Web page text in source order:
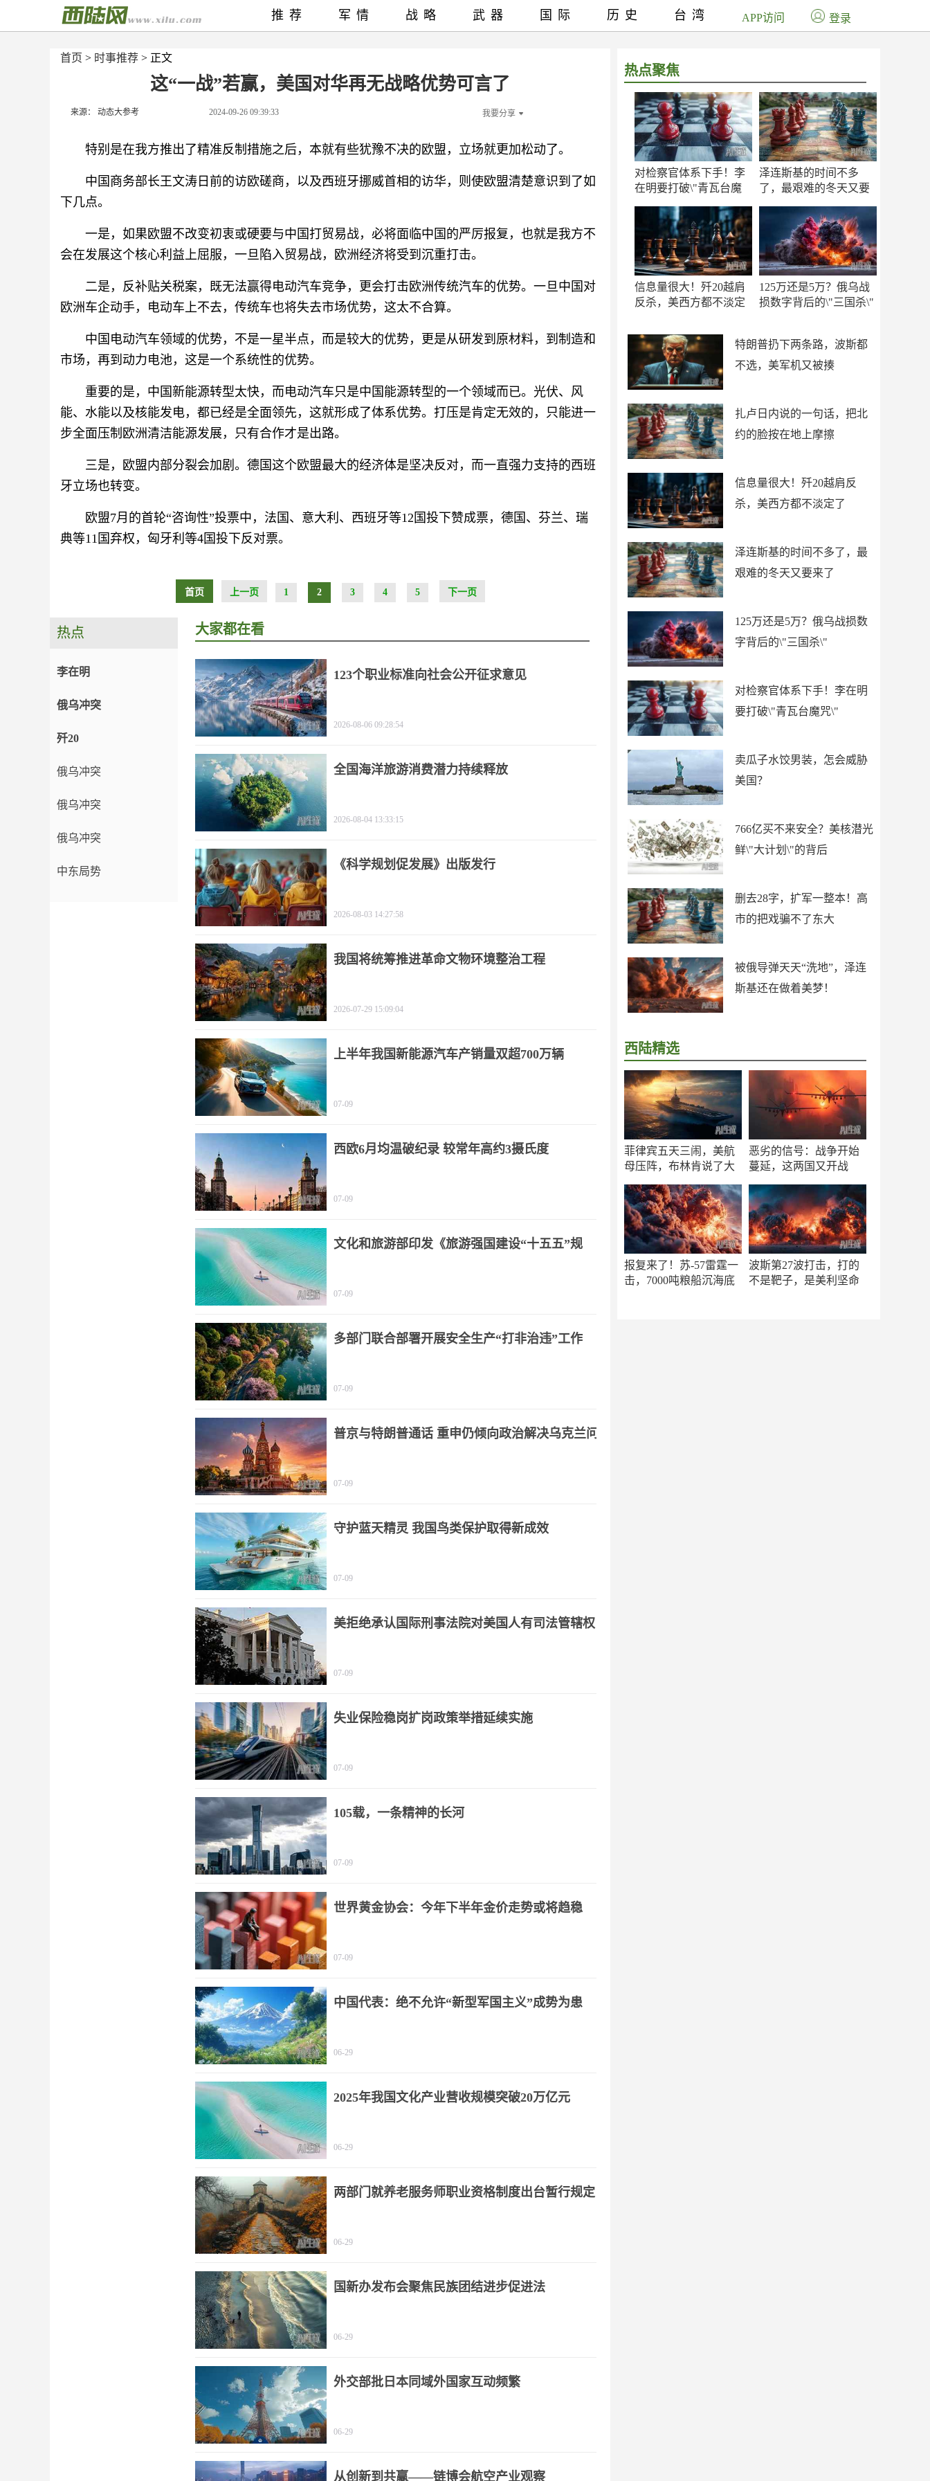
首页 > 时事推荐 > 正文
这“一战”若赢，美国对华再无战略优势可言了
来源： 动态大参考 2024-09-26 09:39:33 我要分享
特别是在我方推出了精准反制措施之后，本就有些犹豫不决的欧盟，立场就更加松动了。
中国商务部长王文涛日前的访欧磋商，以及西班牙挪威首相的访华，则使欧盟清楚意识到了如
下几点。
一是，如果欧盟不改变初衷或硬要与中国打贸易战，必将面临中国的严厉报复，也就是我方不
会在发展这个核心利益上屈服，一旦陷入贸易战，欧洲经济将受到沉重打击。
二是，反补贴关税案，既无法赢得电动汽车竞争，更会打击欧洲传统汽车的优势。一旦中国对
欧洲车企动手，电动车上不去，传统车也将失去市场优势，这太不合算。
中国电动汽车领域的优势，不是一星半点，而是较大的优势，更是从研发到原材料，到制造和
市场，再到动力电池，这是一个系统性的优势。
重要的是，中国新能源转型太快，而电动汽车只是中国能源转型的一个领域而已。光伏、风
能、水能以及核能发电，都已经是全面领先，这就形成了体系优势。打压是肯定无效的，只能进一
步全面压制欧洲清洁能源发展，只有合作才是出路。
三是，欧盟内部分裂会加剧。德国这个欧盟最大的经济体是坚决反对，而一直强力支持的西班
牙立场也转变。
欧盟7月的首轮“咨询性”投票中，法国、意大利、西班牙等12国投下赞成票，德国、芬兰、瑞
典等11国弃权，匈牙利等4国投下反对票。
首页 上一页 1 2 3 4 5 下一页
热点聚焦
对检察官体系下手！李
在明要打破\"青瓦台魔
泽连斯基的时间不多
了，最艰难的冬天又要
信息量很大！歼20越肩
反杀，美西方都不淡定
125万还是5万？俄乌战
损数字背后的\"三国杀\"
特朗普扔下两条路，波斯都
不选，美军机又被揍
扎卢日内说的一句话，把北
约的脸按在地上摩擦
信息量很大！歼20越肩反
杀，美西方都不淡定了
泽连斯基的时间不多了，最
艰难的冬天又要来了
125万还是5万？俄乌战损数
字背后的\"三国杀\"
对检察官体系下手！李在明
要打破\"青瓦台魔咒\"
卖瓜子水饺男装，怎会威胁
美国？
766亿买不来安全？美核潜光
鲜\"大计划\"的背后
删去28字，扩军一整本！高
市的把戏骗不了东大
被俄导弹天天“洗地”，泽连
斯基还在做着美梦！
西陆精选
菲律宾五天三闹，美航
母压阵，布林肯说了大
恶劣的信号：战争开始
蔓延，这两国又开战
报复来了！苏-57雷霆一
击，7000吨粮船沉海底
波斯第27波打击，打的
不是靶子，是美利坚命
推荐 军情 战略 武器 国际 历史 台湾 APP访问 登录
热点
李在明
俄乌冲突
歼20
俄乌冲突
俄乌冲突
俄乌冲突
中东局势
大家都在看
123个职业标准向社会公开征求意见
2026-08-06 09:28:54
全国海洋旅游消费潜力持续释放
2026-08-04 13:33:15
《科学规划促发展》出版发行
2026-08-03 14:27:58
我国将统筹推进革命文物环境整治工程
2026-07-29 15:09:04
上半年我国新能源汽车产销量双超700万辆
07-09
西欧6月均温破纪录 较常年高约3摄氏度
07-09
文化和旅游部印发《旅游强国建设“十五五”规
07-09
多部门联合部署开展安全生产“打非治违”工作
07-09
普京与特朗普通话 重申仍倾向政治解决乌克兰问
07-09
守护蓝天精灵 我国鸟类保护取得新成效
07-09
美拒绝承认国际刑事法院对美国人有司法管辖权
07-09
失业保险稳岗扩岗政策举措延续实施
07-09
105载，一条精神的长河
07-09
世界黄金协会：今年下半年金价走势或将趋稳
07-09
中国代表：绝不允许“新型军国主义”成势为患
06-29
2025年我国文化产业营收规模突破20万亿元
06-29
两部门就养老服务师职业资格制度出台暂行规定
06-29
国新办发布会聚焦民族团结进步促进法
06-29
外交部批日本同域外国家互动频繁
06-29
从创新到共赢——链博会航空产业观察